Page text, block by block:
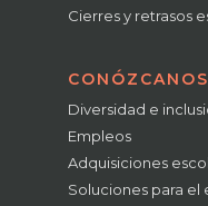
Cierres y retrasos
CONÓZCANOS
Diversidad e
Empleos
Adquisiciones
Soluciones para